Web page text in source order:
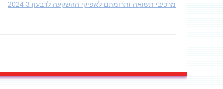
מרכיבי תשואה ותרומתם לאפיקי ההשקעה לרבעון 3 2024